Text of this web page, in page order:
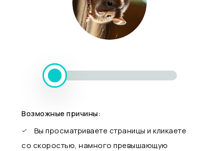
Возможные причины:
Вы просматриваете страницы и кликаете
со скоростью, намного превышающую